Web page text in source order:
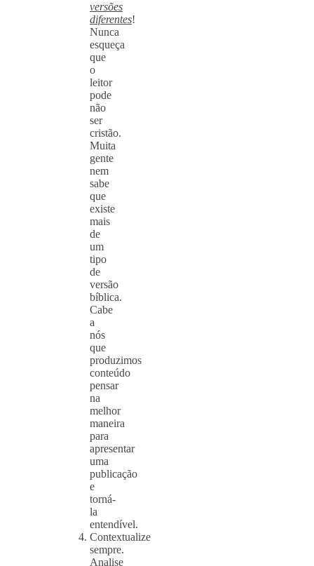
versões
diferentes!
Nunca
esqueça
que
o
leitor
pode
não
ser
cristão.
Muita
gente
nem
sabe
que
existe
mais
de
um
tipo
de
versão
bíblica.
Cabe
a
nós
que
produzimos
conteúdo
pensar
na
melhor
maneira
para
apresentar
uma
publicação
e
torná-
la
entendível.
Contextualize
sempre.
Analise